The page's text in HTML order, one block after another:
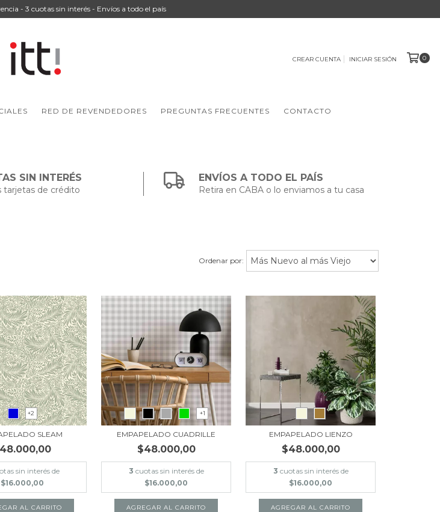
- 3 cuotas sin interés - Envíos a todo el país
CREAR CUENTA INICIAR SESIÓN 0
RED DE REVENDEDORES PREGUNTAS FRECUENTES CONTACTO
SIN INTERÉS
tarjetas de crédito
ENVÍOS A TODO EL PAÍS
Retira en CABA o lo enviamos a tu casa
Ordenar por:
+2
SLEAM
sin interés de
$16.000,00
AL CARRITO
+1
EMPAPELADO CUADRILLE
$48.000,00
3 cuotas sin interés de
$16.000,00
AGREGAR AL CARRITO
EMPAPELADO LIENZO
$48.000,00
3 cuotas sin interés de
$16.000,00
AGREGAR AL CARRITO